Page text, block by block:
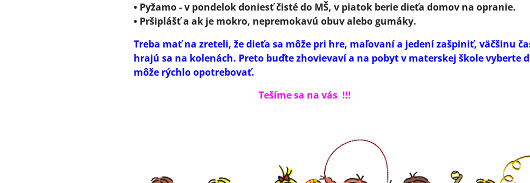
• Pyžamo - v pondelok doniesť čisté do MŠ, v piatok berie dieťa domov na opranie.
• Pršiplášť a ak je mokro, nepremokavú obuv alebo gumáky.
Treba mať na zreteli, že dieťa sa môže pri hre, maľovaní a jedení zašpiniť, väčšinu
hrajú sa na kolenách. Preto buďte zhovievaví a na pobyt v materskej škole vyberte
môže rýchlo opotrebovať.
Tešíme sa na vás !!!